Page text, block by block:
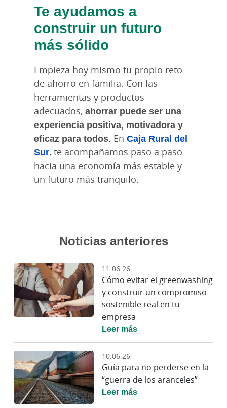
Te ayudamos a
construir un futuro
más sólido
Empieza hoy mismo tu propio reto
de ahorro en familia. Con las
herramientas y productos
adecuados, ahorrar puede ser una
experiencia positiva, motivadora y
eficaz para todos. En Caja Rural del
Sur, te acompañamos paso a paso
hacia una economía más estable y
un futuro más tranquilo.
Noticias anteriores
11.06.26
Cómo evitar el greenwashing
y construir un compromiso
sostenible real en tu
empresa
Leer más
10.06.26
Guía para no perderse en la
“guerra de los aranceles”
Leer más